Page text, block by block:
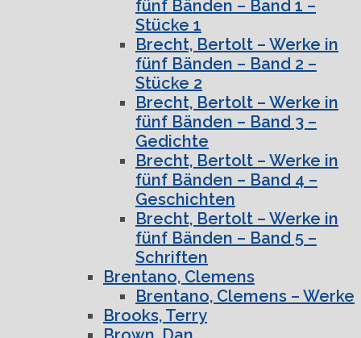
fünf Bänden – Band 1 –
Stücke 1
Brecht, Bertolt – Werke in
fünf Bänden – Band 2 –
Stücke 2
Brecht, Bertolt – Werke in
fünf Bänden – Band 3 –
Gedichte
Brecht, Bertolt – Werke in
fünf Bänden – Band 4 –
Geschichten
Brecht, Bertolt – Werke in
fünf Bänden – Band 5 –
Schriften
Brentano, Clemens
Brentano, Clemens – Werke
Brooks, Terry